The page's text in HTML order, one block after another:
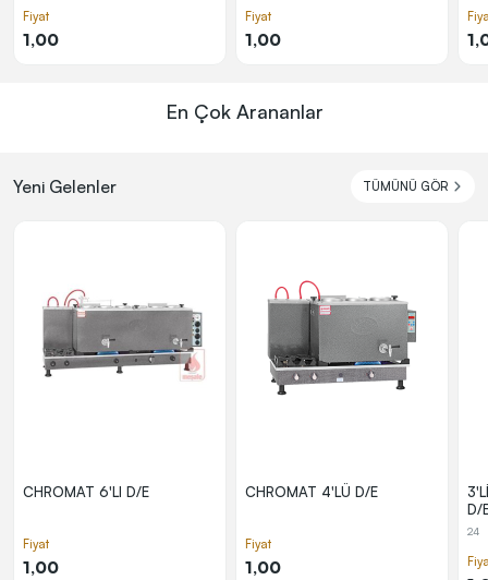
Fiyat
1,00
Fiyat
1,00
En Çok Arananlar
Yeni Gelenler TÜMÜNÜ GÖR
CHROMAT 6'LI D/E
Fiyat
1,00
CHROMAT 4'LÜ D/E
Fiyat
1,00
D/
24